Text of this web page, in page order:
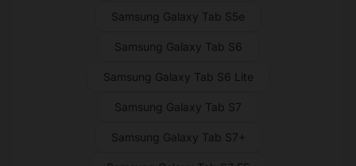
Samsung Galaxy Tab S5e
Samsung Galaxy Tab S6
Samsung Galaxy Tab S6 Lite
Samsung Galaxy Tab S7
Samsung Galaxy Tab S7+